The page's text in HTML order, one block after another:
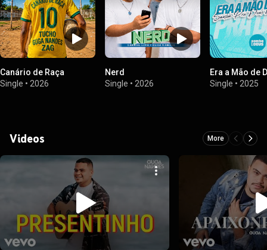
Canário de Raça
Single • 2026
Nerd
Single • 2026
Era a Mão de
Single • 2025
Videos More